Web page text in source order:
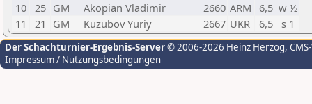
10 25 GM Akopian Vladimir 2660 ARM 6,5 w ½
11
21 GM Kuzubov Yuriy 2667 UKR 6,5 s 1
Der Schachturnier-Ergebnis-Server© 2006-2026 Heinz Herzog,
Impressum / Nutzungsbedingungen